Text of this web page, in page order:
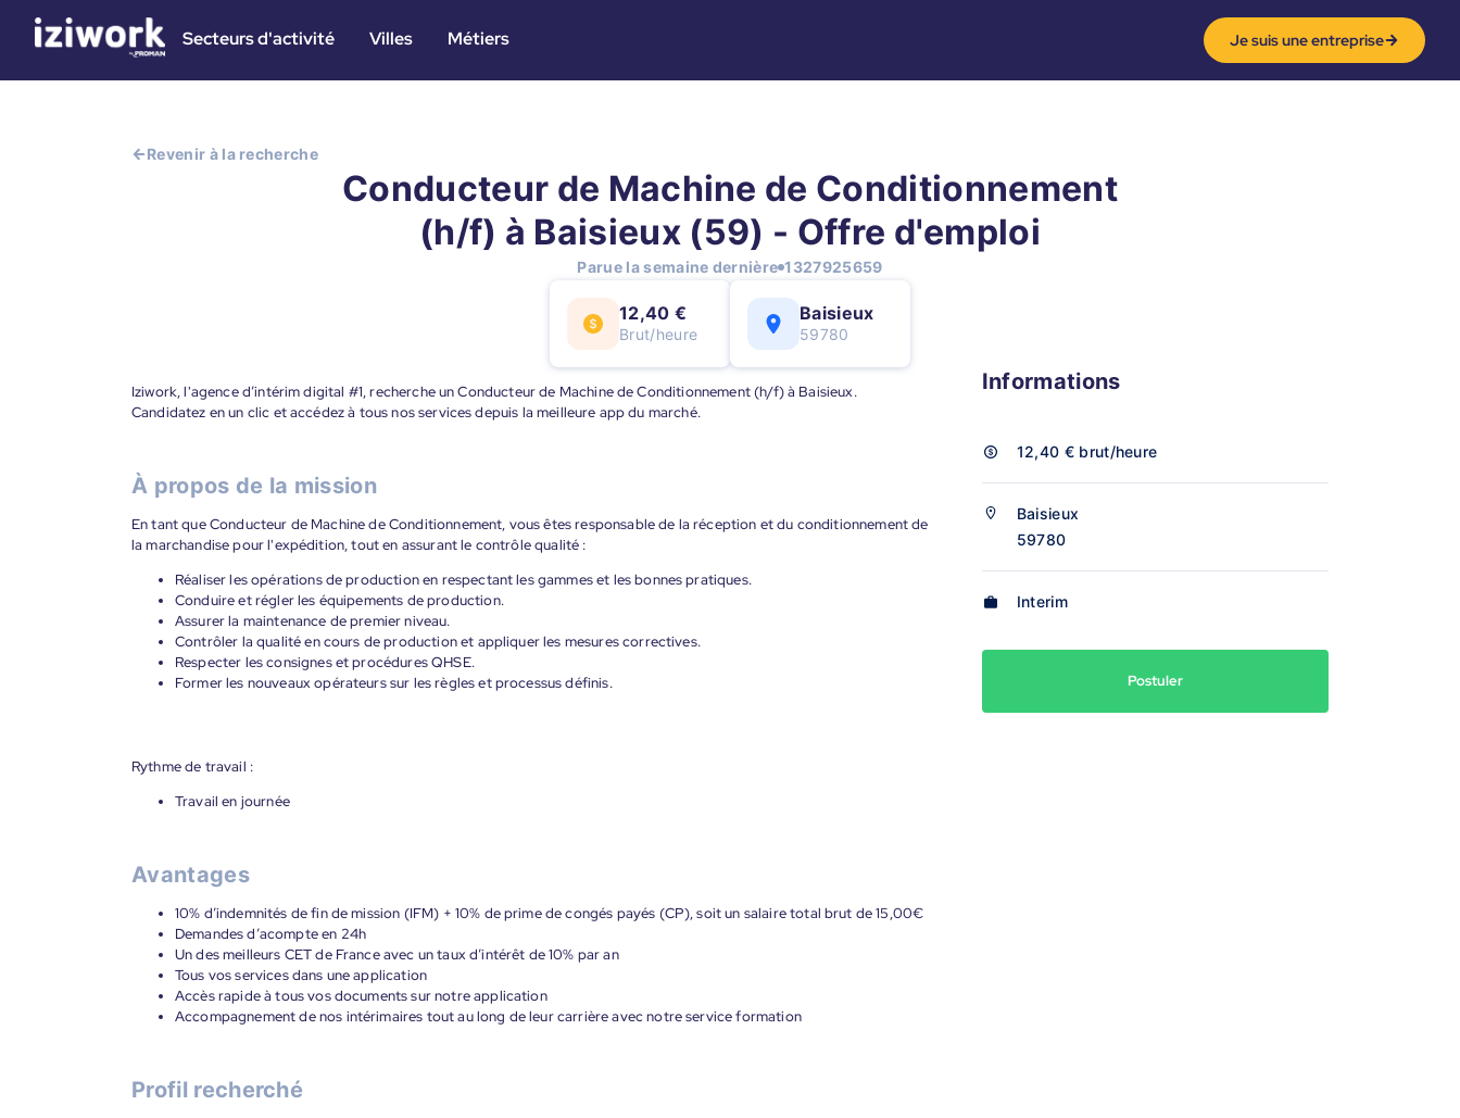
Secteurs d'activité Villes Métiers Je suis une entreprise
Revenir à la recherche
Conducteur de Machine de Conditionnement
(h/f) à Baisieux (59) - Offre d'emploi
Parue la semaine dernière 1327925659
12,40 €
Brut/heure
Baisieux
59780
Iziwork, l'agence d’intérim digital #1, recherche un Conducteur de Machine de Conditionnement (h/f) à Baisieux.
Candidatez en un clic et accédez à tous nos services depuis la meilleure app du marché.
À propos de la mission
En tant que Conducteur de Machine de Conditionnement, vous êtes responsable de la réception et du conditionnement de
la marchandise pour l'expédition, tout en assurant le contrôle qualité :
Réaliser les opérations de production en respectant les gammes et les bonnes pratiques.
Conduire et régler les équipements de production.
Assurer la maintenance de premier niveau.
Contrôler la qualité en cours de production et appliquer les mesures correctives.
Respecter les consignes et procédures QHSE.
Former les nouveaux opérateurs sur les règles et processus définis.
Rythme de travail :
Travail en journée
Avantages
10% d’indemnités de fin de mission (IFM) + 10% de prime de congés payés (CP), soit un salaire total brut de 15,00€
Demandes d’acompte en 24h
Un des meilleurs CET de France avec un taux d’intérêt de 10% par an
Tous vos services dans une application
Accès rapide à tous vos documents sur notre application
Accompagnement de nos intérimaires tout au long de leur carrière avec notre service formation
Profil recherché
Informations
12,40 € brut/heure
Baisieux
59780
Interim
Postuler